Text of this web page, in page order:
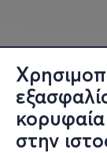
στην
συνεχόμενη
αυτήν την